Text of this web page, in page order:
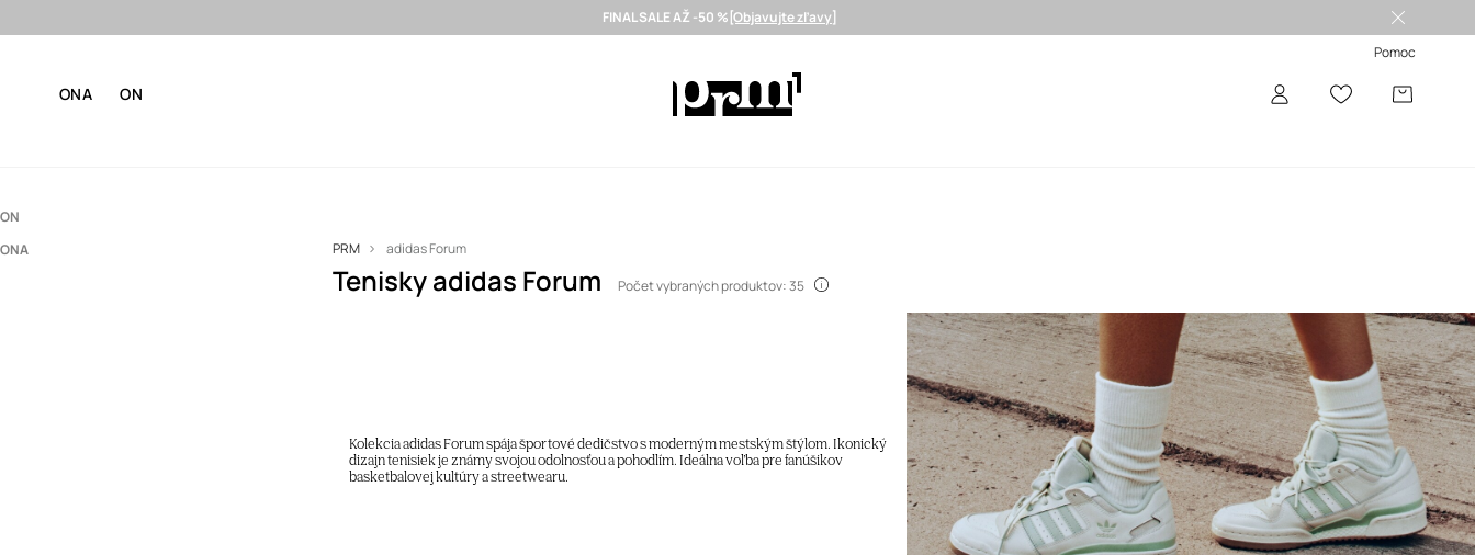
Doručenie aj do 24 h > Vybrané prémiové značky >
FINAL SALE AŽ -50 % [Objavujte zľavy]
Pomoc
ONA ON
ON
Obuv
ONA
PRM adidas Forum
Tenisky adidas Forum Počet vybraných produktov: 35
Kolekcia adidas Forum spája športové dedičstvo s moderným mestským štýlom. Ikonický
dizajn tenisiek je známy svojou odolnosťou a pohodlím. Ideálna voľba pre fanúšikov
basketbalovej kultúry a streetwearu.